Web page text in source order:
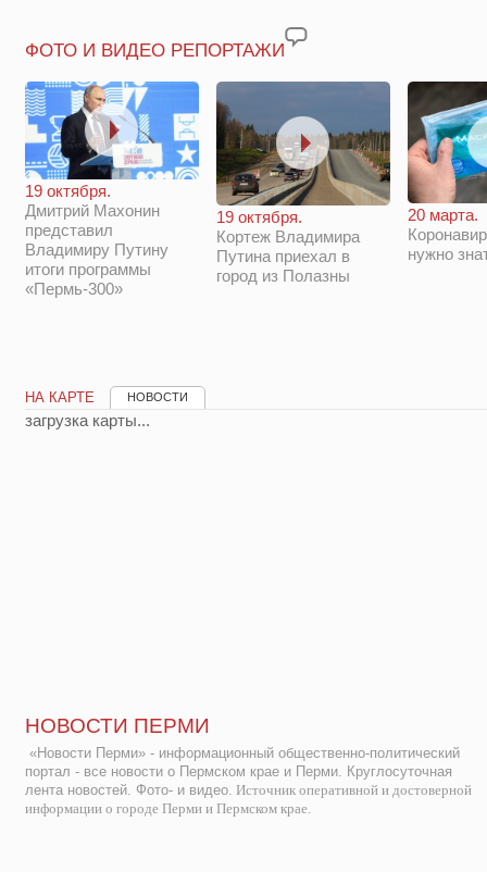
ФОТО И ВИДЕО РЕПОРТАЖИ
19 октября.
Дмитрий Махонин
представил
Владимиру Путину
итоги программы
«Пермь-300»
19 октября.
Кортеж Владимира
Путина приехал в
город из Полазны
20 марта.
нужно
НА КАРТЕ НОВОСТИ
загрузка карты...
НОВОСТИ ПЕРМИ
«Новости Перми» - информационный общественно-политический
портал - все новости о Пермском крае и Перми. Круглосуточная
лента новостей. Фото- и видео. Источник оперативной и достоверной
информации о городе Перми и Пермском крае.